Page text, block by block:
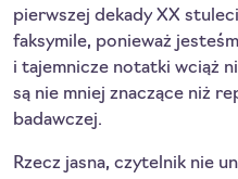
pierwszej dekady XX
faksymile, ponieważ
i tajemnicze notatki wciąż
są nie mniej znaczące niż
badawczej.
Rzecz jasna, czytelnik nie